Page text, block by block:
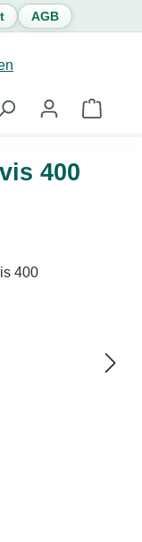
AGB
400